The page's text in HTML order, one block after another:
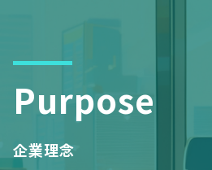
Purpose
企業理念